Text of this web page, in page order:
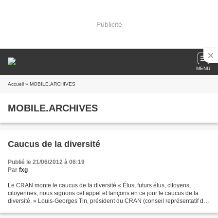
Publicité
MENU
Accueil » MOBILE.ARCHIVES
MOBILE.ARCHIVES
Caucus de la diversité
Publié le 21/06/2012 à 06:19
Par fxg
Le CRAN monte le caucus de la diversité « Élus, futurs élus, citoyens,
citoyennes, nous signons cet appel et lançons en ce jour le caucus de la
diversité. » Louis-Georges Tin, président du CRAN (conseil représentatif des